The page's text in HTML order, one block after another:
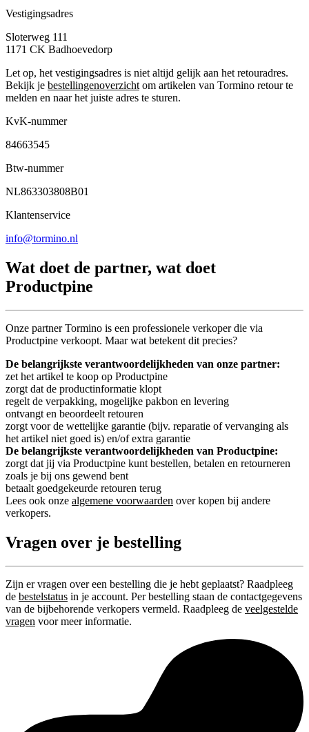
Vestigingsadres
Sloterweg 111
1171 CK Badhoevedorp
Let op, het vestigingsadres is niet altijd gelijk aan het retouradres.
Bekijk je bestellingenoverzicht om artikelen van Tormino retour te
melden en naar het juiste adres te sturen.
KvK-nummer
84663545
Btw-nummer
NL863303808B01
Klantenservice
info@tormino.nl
Wat doet de partner, wat doet
Productpine
Onze partner Tormino is een professionele verkoper die via
Productpine verkoopt. Maar wat betekent dit precies?
De belangrijkste verantwoordelijkheden van onze partner:
zet het artikel te koop op Productpine
zorgt dat de productinformatie klopt
regelt de verpakking, mogelijke pakbon en levering
ontvangt en beoordeelt retouren
zorgt voor de wettelijke garantie (bijv. reparatie of vervanging als
het artikel niet goed is) en/of extra garantie
De belangrijkste verantwoordelijkheden van Productpine:
zorgt dat jij via Productpine kunt bestellen, betalen en retourneren
zoals je bij ons gewend bent
betaalt goedgekeurde retouren terug
Lees ook onze algemene voorwaarden over kopen bij andere
verkopers.
Vragen over je bestelling
Zijn er vragen over een bestelling die je hebt geplaatst? Raadpleeg
de bestelstatus in je account. Per bestelling staan de contactgegevens
van de bijbehorende verkopers vermeld. Raadpleeg de veelgestelde
vragen voor meer informatie.